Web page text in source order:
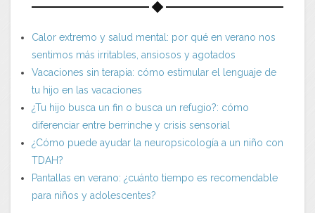
Calor extremo y salud mental: por qué en verano nos
sentimos más irritables, ansiosos y agotados
Vacaciones sin terapia: cómo estimular el lenguaje de
tu hijo en las vacaciones
¿Tu hijo busca un fin o busca un refugio?: cómo
diferenciar entre berrinche y crisis sensorial
¿Cómo puede ayudar la neuropsicología a un niño con
TDAH?
Pantallas en verano: ¿cuánto tiempo es recomendable
para niños y adolescentes?